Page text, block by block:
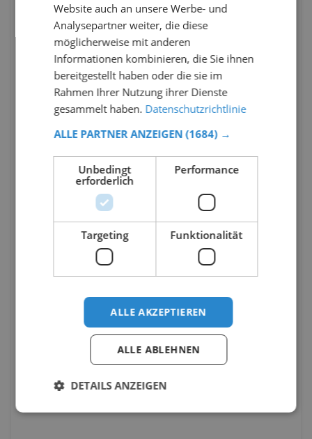
Website auch an unsere Werbe- und
Analysepartner weiter, die diese
möglicherweise mit anderen
Informationen kombinieren, die Sie ihnen
bereitgestellt haben oder die sie im
Rahmen Ihrer Nutzung ihrer Dienste
gesammelt haben. Datenschutzrichtlinie
ALLE PARTNER ANZEIGEN (1684) →
Unbedingt
erforderlich
Performance
Targeting Funktionalität
ALLE AKZEPTIEREN
ALLE ABLEHNEN
DETAILS ANZEIGEN